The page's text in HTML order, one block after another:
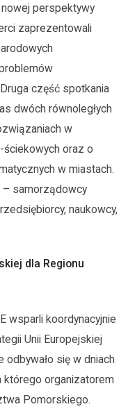
nowej perspektywy
zaprezentowali
część spotkania
dwóch równoległych
w
oraz o
w miastach.
– samorządowcy
naukowcy,
dla Regionu
wsparli koordynacyjnie
Unii Europejskiej
odbywało się w dniach
którego organizatorem
Pomorskiego.